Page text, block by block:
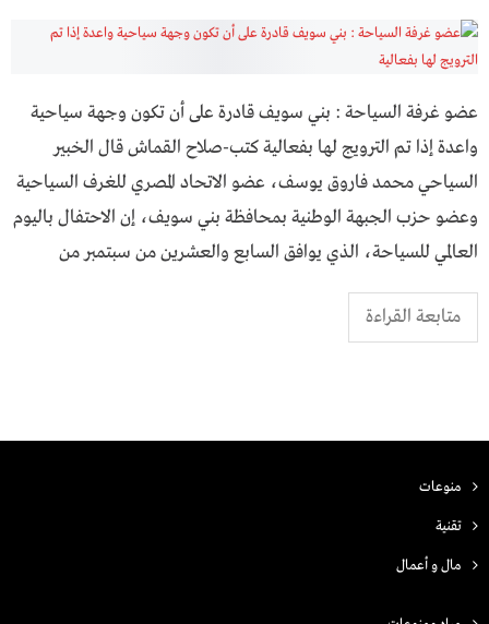
عضو غرفة السياحة : بني سويف قادرة على أن تكون وجهة سياحية
واعدة إذا تم الترويج لها بفعالية كتب-صلاح القماش قال الخبير
السياحي محمد فاروق يوسف، عضو الاتحاد المصري للغرف السياحية
وعضو حزب الجبهة الوطنية بمحافظة بني سويف، إن الاحتفال باليوم
العالمي للسياحة، الذي يوافق السابع والعشرين من سبتمبر من
متابعة القراءة
منوعات
تقنية
مال و أعمال